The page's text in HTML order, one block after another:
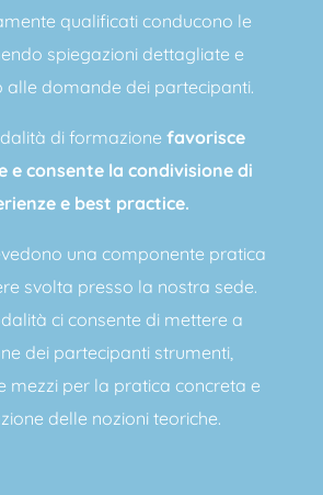
qualificati conducono le
spiegazioni dettagliate e
alle domande dei partecipanti.
di formazione favorisce
e consente la condivisione di
e best practice.
una componente pratica
svolta presso la nostra sede.
ci consente di mettere a
dei partecipanti strumenti,
mezzi per la pratica concreta e
delle nozioni teoriche.